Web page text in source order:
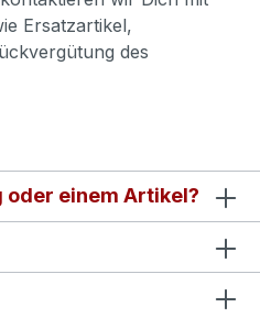
Ersatzartikel,
des
oder einem Artikel?